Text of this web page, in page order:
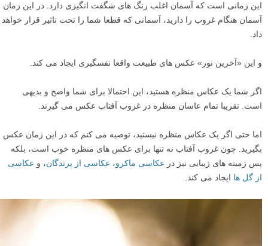
این زمانی است که آسمان اغلب رنگ های شگفت انگیزی دارد. در این زمان
آسمان هنگام غروب را دارید، آسمانی که قطعا شما را تحت تاثیر قرار خواهد
داد.
و این «آخرین نور» عکس های طبیعت واقعا نفسگیری ایجاد می کند.
اگر شما یک عکاس منظره هستید، این احتمالا برای شما واضح و بدیهی
است. تقریبا تمام عاسان منظره در غروب آفتاب عکس می گیرند.
اما حتی اگر یک عکاس منظره نیستید، توصیه می کنم که در این زمان عکس
بگیرید. چون غروب آفتاب نه تنها برای عکس های منظره خوب است، بلکه
پس زمینه های زیبایی نیز در عکاسی ماکرو، عکاسی از پرندگان، و عکاسی
از گل ها ایجاد می کند.